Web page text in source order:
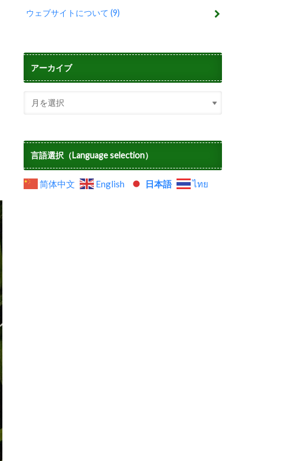
ウェブサイトについて(9)
アーカイブ
言語選択（Language selection）
简体中文 English 日本語 ไทย